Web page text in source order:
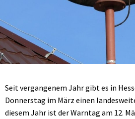
Seit vergangenem Jahr gibt es in
Donnerstag im März einen
diesem Jahr ist der Warntag am 12.